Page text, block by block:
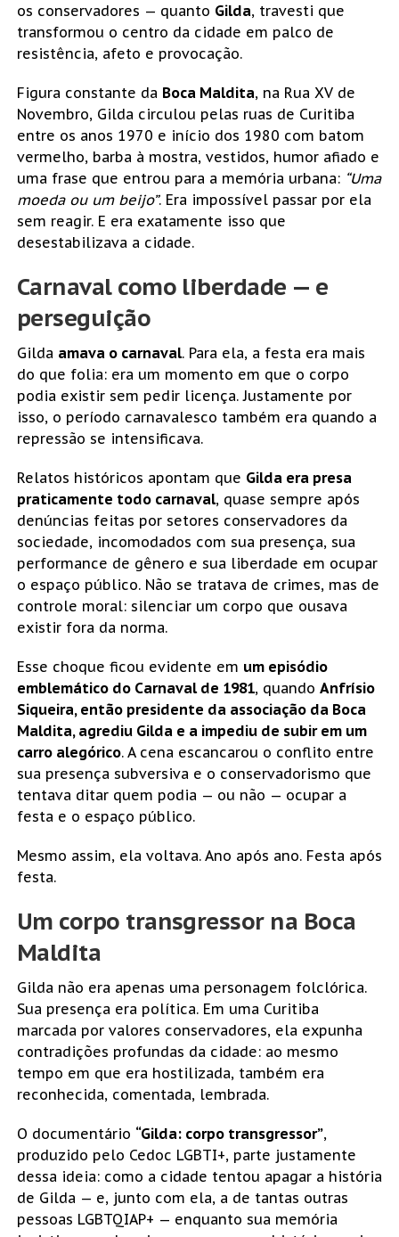
os conservadores — quanto Gilda, travesti que
transformou o centro da cidade em palco de
resistência, afeto e provocação.
Figura constante da Boca Maldita, na Rua XV de
Novembro, Gilda circulou pelas ruas de Curitiba
entre os anos 1970 e início dos 1980 com batom
vermelho, barba à mostra, vestidos, humor afiado e
uma frase que entrou para a memória urbana: “Uma
moeda ou um beijo”. Era impossível passar por ela
sem reagir. E era exatamente isso que
desestabilizava a cidade.
Carnaval como liberdade — e
perseguição
Gilda amava o carnaval. Para ela, a festa era mais
do que folia: era um momento em que o corpo
podia existir sem pedir licença. Justamente por
isso, o período carnavalesco também era quando a
repressão se intensificava.
Relatos históricos apontam que Gilda era presa
praticamente todo carnaval, quase sempre após
denúncias feitas por setores conservadores da
sociedade, incomodados com sua presença, sua
performance de gênero e sua liberdade em ocupar
o espaço público. Não se tratava de crimes, mas de
controle moral: silenciar um corpo que ousava
existir fora da norma.
Esse choque ficou evidente em um episódio
emblemático do Carnaval de 1981, quando Anfrísio
Siqueira, então presidente da associação da Boca
Maldita, agrediu Gilda e a impediu de subir em um
carro alegórico. A cena escancarou o conflito entre
sua presença subversiva e o conservadorismo que
tentava ditar quem podia — ou não — ocupar a
festa e o espaço público.
Mesmo assim, ela voltava. Ano após ano. Festa após
festa.
Um corpo transgressor na Boca
Maldita
Gilda não era apenas uma personagem folclórica.
Sua presença era política. Em uma Curitiba
marcada por valores conservadores, ela expunha
contradições profundas da cidade: ao mesmo
tempo em que era hostilizada, também era
reconhecida, comentada, lembrada.
O documentário “Gilda: corpo transgressor”,
produzido pelo Cedoc LGBTI+, parte justamente
dessa ideia: como a cidade tentou apagar a história
de Gilda — e, junto com ela, a de tantas outras
pessoas LGBTQIAP+ — enquanto sua memória